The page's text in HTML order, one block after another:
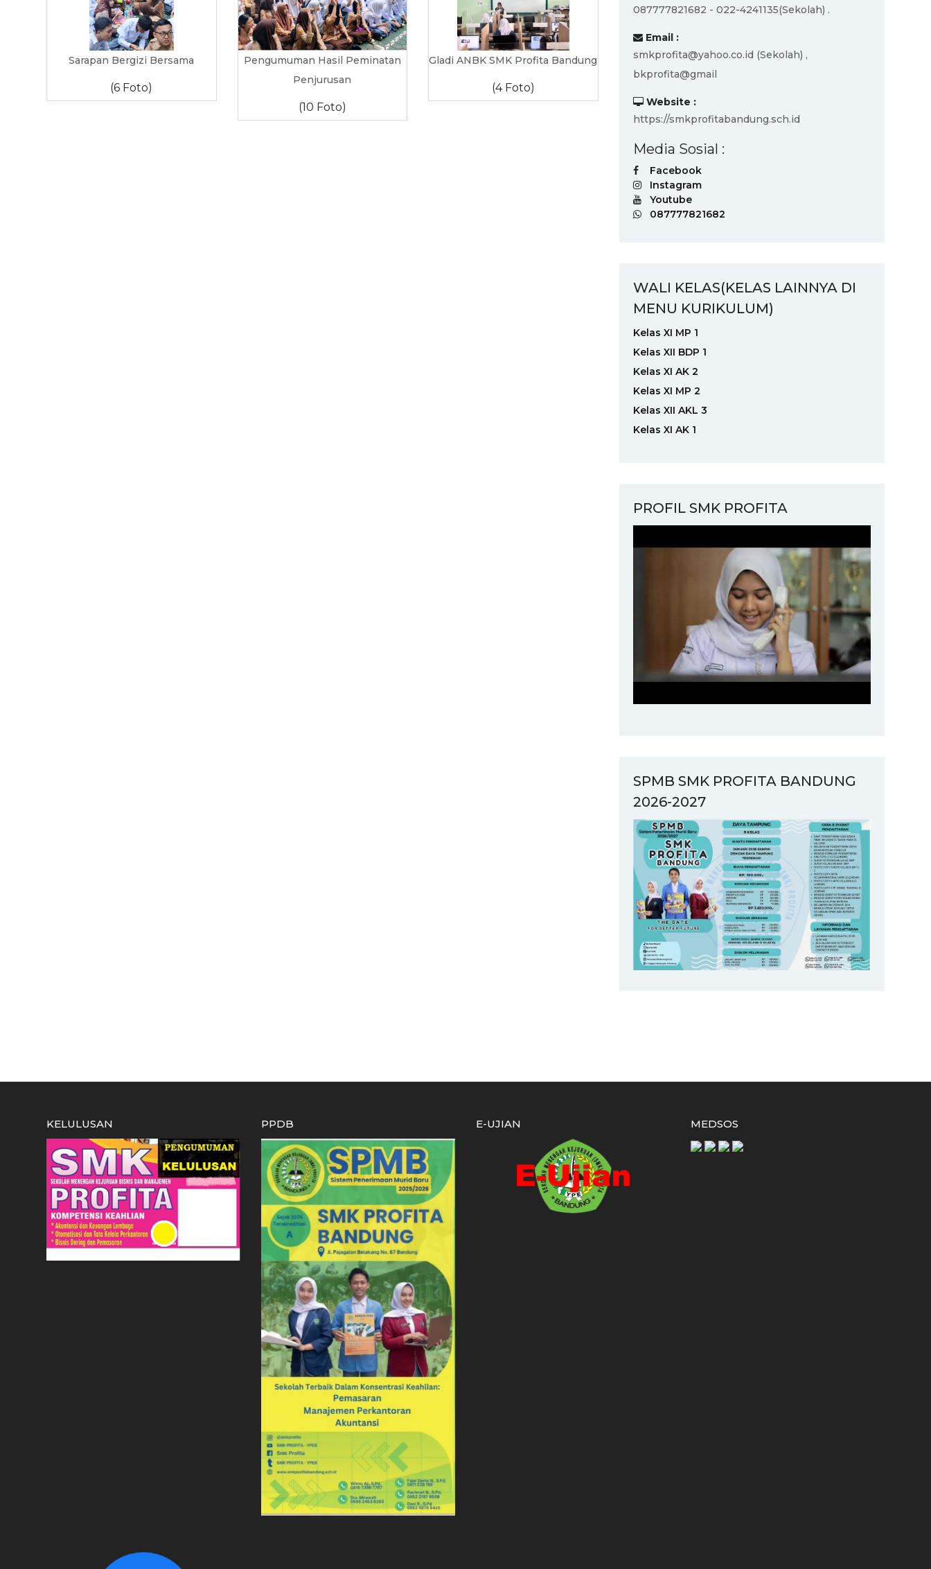
Sarapan Bergizi Bersama
(6 Foto)
Pengumuman Hasil Peminatan
Penjurusan
(10 Foto)
Gladi ANBK SMK Profita Bandung
(4 Foto)
087777821682 - 022-4241135(Sekolah) .
Email :
smkprofita@yahoo.co.id (Sekolah) ,
bkprofita@gmail
Website :
https://smkprofitabandung.sch.id
Media Sosial :
Facebook
Instagram
Youtube
087777821682
WALI KELAS(KELAS LAINNYA DI
MENU KURIKULUM)
Kelas XI MP 1
Kelas XII BDP 1
Kelas XI AK 2
Kelas XI MP 2
Kelas XII AKL 3
Kelas XI AK 1
PROFIL SMK PROFITA
SPMB SMK PROFITA BANDUNG
2026-2027
KELULUSAN PPDB E-UJIAN MEDSOS